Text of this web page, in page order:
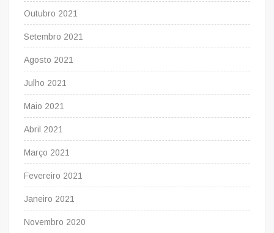
Outubro 2021
Setembro 2021
Agosto 2021
Julho 2021
Maio 2021
Abril 2021
Março 2021
Fevereiro 2021
Janeiro 2021
Novembro 2020